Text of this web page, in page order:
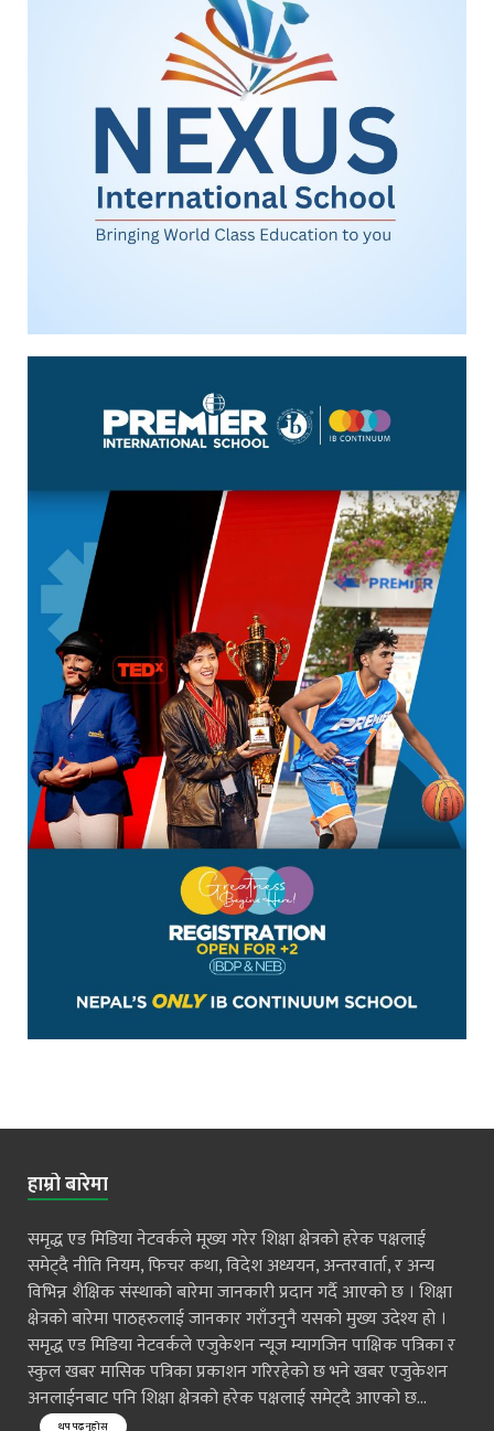
हाम्रो बारेमा
समृद्ध एड मिडिया नेटवर्कले मूख्य गरेर शिक्षा क्षेत्रको हरेक पक्षलाई
समेट्दै नीति नियम, फिचर कथा, विदेश अध्ययन, अन्तरवार्ता, र अन्य
विभिन्न शैक्षिक संस्थाको बारेमा जानकारी प्रदान गर्दै आएको छ । शिक्षा
क्षेत्रको बारेमा पाठहरुलाई जानकार गराँउनुनै यसको मुख्य उदेश्य हो ।
समृद्ध एड मिडिया नेटवर्कले एजुकेशन न्यूज म्यागजिन पाक्षिक पत्रिका र
स्कुल खबर मासिक पत्रिका प्रकाशन गरिरहेको छ भने खबर एजुकेशन
अनलाईनबाट पनि शिक्षा क्षेत्रको हरेक पक्षलाई समेट्दै आएको छ...
थप पढ्नुहोस्